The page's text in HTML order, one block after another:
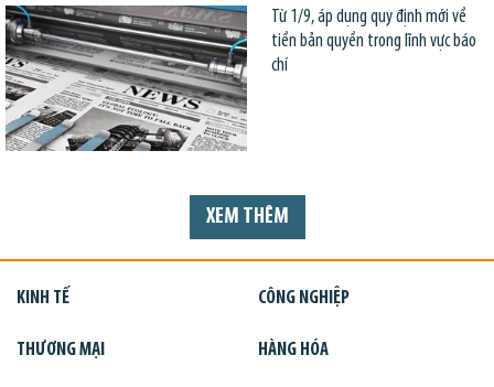
Từ 1/9, áp dụng quy định mới về
tiền bản quyền trong lĩnh vực báo
chí
XEM THÊM
KINH TẾ CÔNG NGHIỆP
THƯƠNG MẠI HÀNG HÓA